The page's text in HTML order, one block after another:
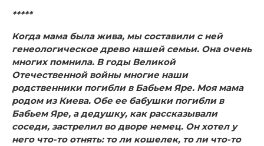
*****
Когда мама была жива, мы составили с ней
генеологическое древо нашей семьи. Она очень
многих помнила. В годы Великой
Отечественной войны многие наши
родственники погибли в Бабьем Яре. Моя мама
родом из Киева. Обе ее бабушки погибли в
Бабьем Яре, а дедушку, как рассказывали
соседи, застрелил во дворе немец. Он хотел у
него что-то отнять: то ли кошелек, то ли что-то